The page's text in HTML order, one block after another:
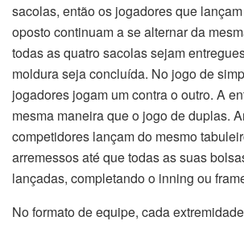
sacolas, então os jogadores que
oposto continuam a se alternar da
todas as quatro sacolas sejam
moldura seja concluída. No jogo de
jogadores jogam um contra o outro. A
mesma maneira que o jogo de duplas.
competidores lançam do mesmo
arremessos até que todas as suas
lançadas, completando o inning ou
No formato de equipe, cada